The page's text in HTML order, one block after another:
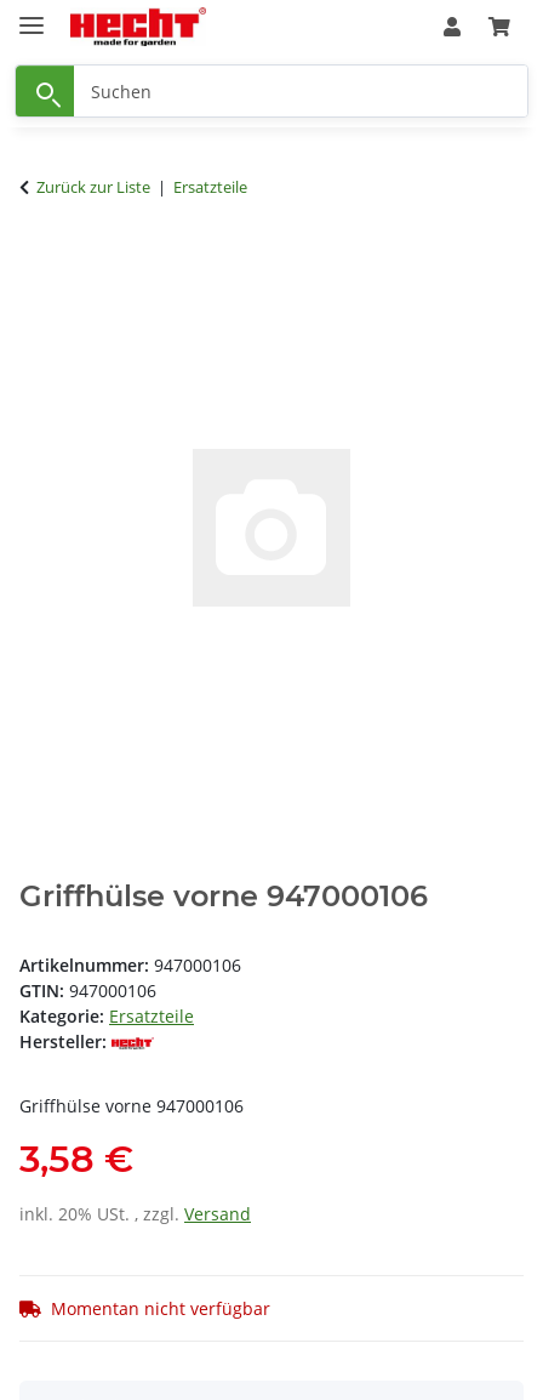
Zurück zur Liste Ersatzteile
Griffhülse vorne 947000106
Artikelnummer: 947000106
GTIN: 947000106
Kategorie: Ersatzteile
Hersteller:
Griffhülse vorne 947000106
3,58 €
inkl. 20% USt. , zzgl. Versand
Momentan nicht verfügbar